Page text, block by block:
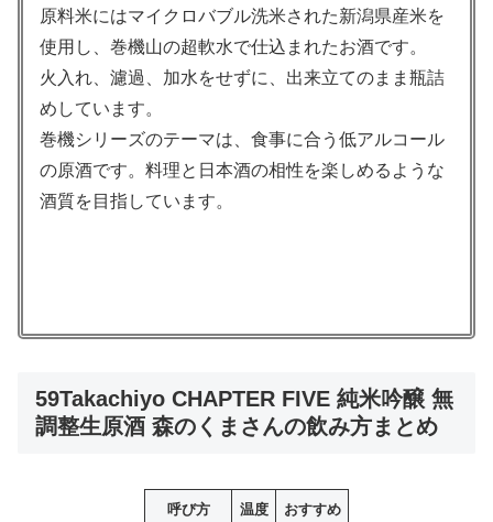
原料米にはマイクロバブル洗米された新潟県産米を
使用し、巻機山の超軟水で仕込まれたお酒です。
火入れ、濾過、加水をせずに、出来立てのまま瓶詰
めしています。
巻機シリーズのテーマは、食事に合う低アルコール
の原酒です。料理と日本酒の相性を楽しめるような
酒質を目指しています。
59Takachiyo CHAPTER FIVE 純米吟醸 無
調整生原酒 森のくまさんの飲み方まとめ
呼び方 温度 おすすめ